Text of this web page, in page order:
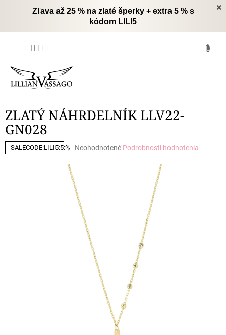
×
Zľava až 25 % na zlaté šperky + extra 5 % s
kódom LILI5
ZLATÝ NÁHRDELNÍK LLV22-
GN028
SALECODE:LILI5:5:%
Priemerné
0,0
z
hviezdičiek.
Neohodnotené Podrobnosti hodnotenia